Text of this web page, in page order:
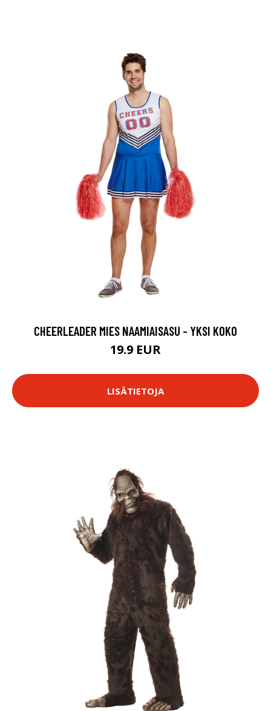
CHEERLEADER MIES NAAMIAISASU - YKSI KOKO
19.9 EUR
LISÄTIETOJA